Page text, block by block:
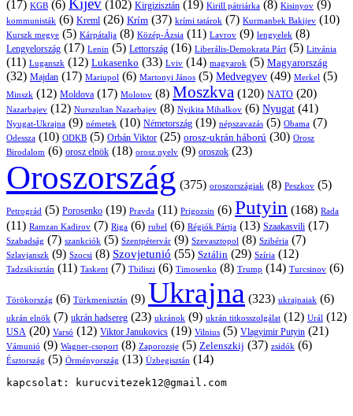
(17) KGB (6) Kijev (102) Kirgizisztán (19) Kirill pátriárka (8) Kisinyov (9)
kommunisták (6) Kreml (26) Krím (37) krími tatárok (7) Kurmanbek Bakijev (10)
Kurszk megye (5) Kárpátalja (8) Közép-Ázsia (11) Lavrov (9) lengyelek (8)
Lengyelország (17) Lenin (5) Lettország (16) Liberális-Demokrata Párt (5) Litvánia
(11) Luganszk (12) Lukasenko (33) Lviv (14) magyarok (5) Magyarország
(32) Majdan (17) Mariupol (6) Martonyi János (5) Medvegyev (49) Merkel (5)
Minszk (12) Moldova (17) Molotov (8) Moszkva (120) NATO (20)
Nazarbajev (12) Nurszultan Nazarbajev (8) Nyikita Mihalkov (6) Nyugat (41)
Nyugat-Ukrajna (9) németek (10) Németország (19) népszavazás (5) Obama (7)
Odessza (10) ODKB (5) Orbán Viktor (25) orosz-ukrán háború (30) Orosz
Birodalom (6) orosz elnök (18) orosz nyelv (9) oroszok (23)
Oroszország (375) oroszországiak (8) Peszkov (5)
Petrográd (5) Porosenko (19) Pravda (11) Prigozsin (6) Putyin (168) Rada
(11) Ramzan Kadirov (7) Riga (6) rubel (6) Régiók Pártja (13) Szaakasvili (17)
Szabadság (7) szankciók (5) Szentpétervár (9) Szevasztopol (8) Szibéria (7)
Szlavjanszk (9) Szocsi (8) Szovjetunió (55) Sztálin (29) Szíria (12)
Tadzsikisztán (11) Taskent (7) Tbiliszi (6) Timosenko (8) Trump (14) Turcsinov (6)
Törökország (6) Türkmenisztán (9) Ukrajna (323) ukrajnaiak (6)
ukrán elnök (7) ukrán hadsereg (23) ukránok (9) ukrán titkosszolgálat (12) Urál (12)
USA (20) Varsó (12) Viktor Janukovics (19) Vilnius (5) Vlagyimir Putyin (21)
Vámunió (9) Wagner-csoport (8) Zaporozsje (5) Zelenszkij (37) zsidók (6)
Észtország (5) Örményország (13) Üzbegisztán (14)
kapcsolat: kurucvitezek12@gmail.com